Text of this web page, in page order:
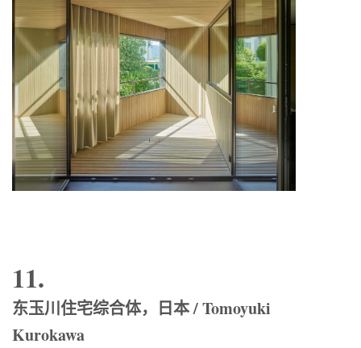
11.
东玉川住宅综合体，日本 / Tomoyuki
Kurokawa